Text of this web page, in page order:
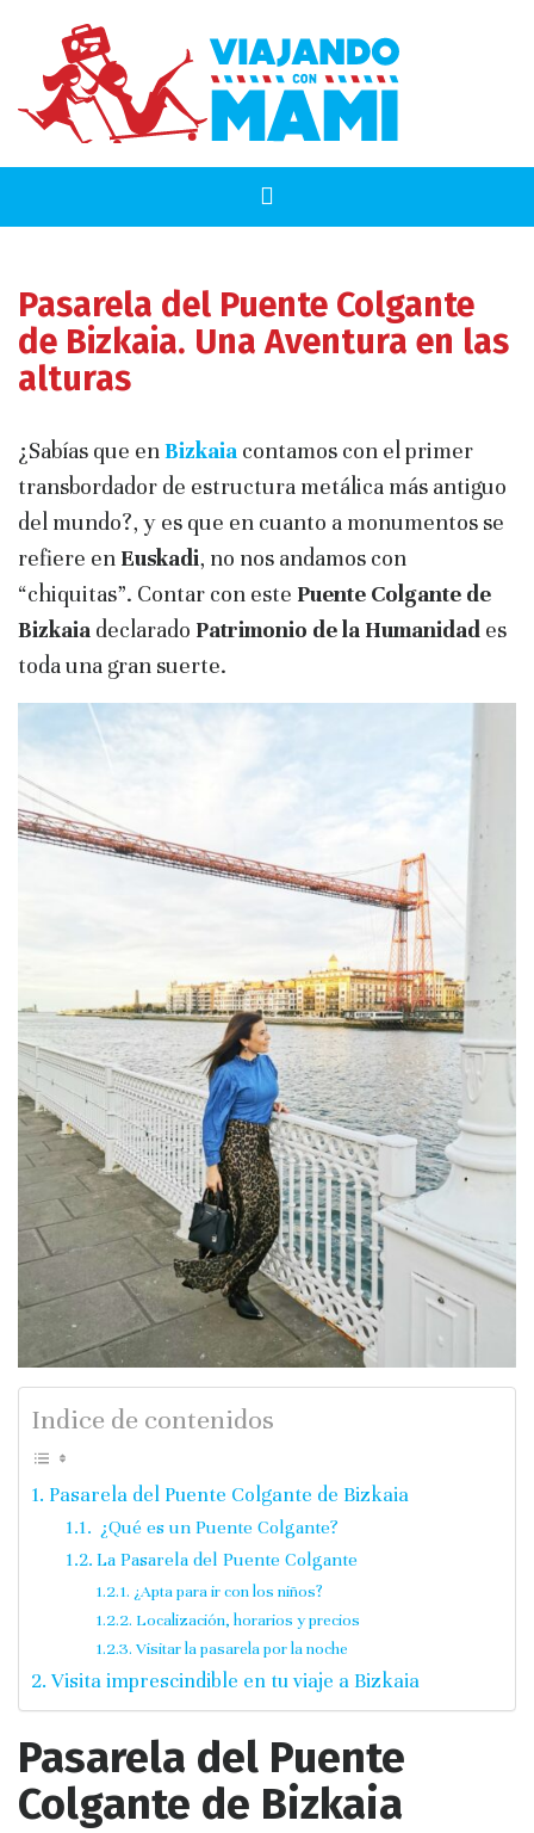
Pasarela del Puente Colgante
de Bizkaia. Una Aventura en las
alturas
¿Sabías que enBizkaia contamos con el primer
transbordador de estructura metálica más antiguo
del mundo?, y es que en cuanto a monumentos se
refiere en Euskadi, no nos andamos con
“chiquitas”. Contar con este Puente Colgante de
Bizkaia declarado Patrimonio de la Humanidad es
toda una gran suerte.
Indice de contenidos
Pasarela del Puente Colgante de Bizkaia
¿Qué es un Puente Colgante?
La Pasarela del Puente Colgante
¿Apta para ir con los niños?
Localización, horarios y precios
Visitar la pasarela por la noche
Visita imprescindible en tu viaje a Bizkaia
Pasarela del Puente
Colgante de Bizkaia